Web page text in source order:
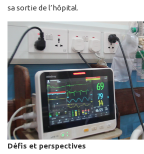
sa sortie de l’hôpital.
Défis et perspectives